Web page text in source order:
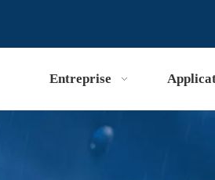
Entreprise